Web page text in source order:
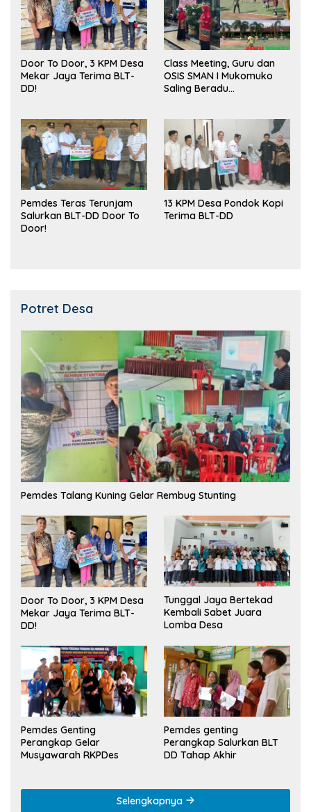
Door To Door, 3 KPM Desa
Mekar Jaya Terima BLT-
DD!
Class Meeting, Guru dan
OSIS SMAN I Mukomuko
Saling Beradu
Pemdes Teras Terunjam
Salurkan BLT-DD Door To
Door!
13 KPM Desa Pondok Kopi
Terima BLT-DD
Potret Desa
Pemdes Talang Kuning Gelar Rembug Stunting
Door To Door, 3 KPM Desa
Mekar Jaya Terima BLT-
DD!
Tunggal Jaya Bertekad
Kembali Sabet Juara
Lomba Desa
Pemdes Genting
Perangkap Gelar
Musyawarah RKPDes
Pemdes genting
Perangkap Salurkan BLT
DD Tahap Akhir
Selengkapnya